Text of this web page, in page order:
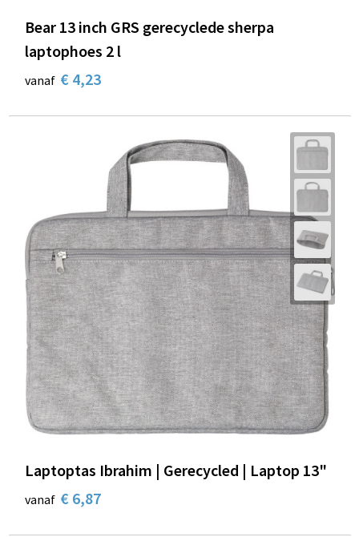
Bear 13 inch GRS gerecyclede sherpa
laptophoes 2 l
vanaf € 4,23
Laptoptas Ibrahim | Gerecycled | Laptop 13"
vanaf € 6,87